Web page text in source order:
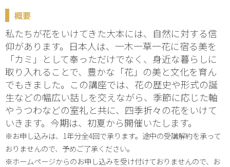
概要
私たちが花をいけてきた大本には、自然に対する信
仰があります。日本人は、一木一草一花に宿る美を
「カミ」として奉っただけでなく、身近な暮らしに
取り入れることで、豊かな「花」の美と文化を育ん
でもきました。この講座では、花の歴史や形式の誕
生などの幅広い話しを交えながら、季節に応じた軸
やうつわなどの室礼と共に、四季折々の花をいけて
いきます。今期は、初夏から開催いたします。
※お申し込みは、1年分全4回で承ります。途中の受講解約を承って
おりませんので、予めご了承ください。
※ホームページからのお申し込みを受け付けておりませんので、お